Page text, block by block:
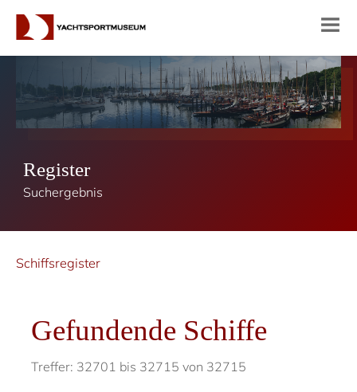
Register
Suchergebnis
Schiffsregister
Gefundende Schiffe
Treffer: 32701 bis 32715 von 32715